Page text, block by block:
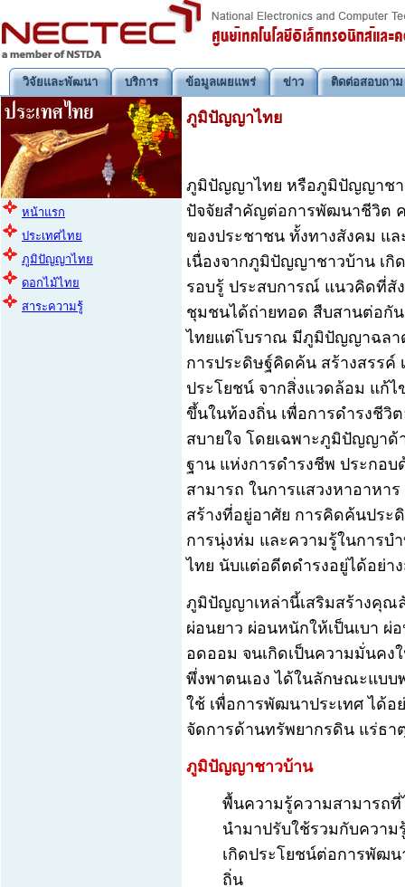
วิจัยและพัฒนา บริการ ข้อมูลเผยแพร่ ข่าว ติดต่อสอบถาม
หน้าแรก
ประเทศไทย
ภูมิปัญญาไทย
ดอกไม้ไทย
สาระความรู้
ภูมิปัญญาไทย
ภูมิปัญญาไทย หรือภูมิปัญญาชา
ปัจจัยสำคัญต่อการพัฒนาชีวิต
ของประชาชน ทั้งทางสังคม แล
เนื่องจากภูมิปัญญาชาวบ้าน เกิ
รอบรู้ ประสบการณ์ แนวคิดที่สั
ชุมชนได้ถ่ายทอด สืบสานต่อกั
ไทยแต่โบราณ มีภูมิปัญญาฉลา
การประดิษฐ์คิดค้น สร้างสรรค์
ประโยชน์ จากสิ่งแวดล้อม แก้
ขึ้นในท้องถิ่น เพื่อการดำรงชีวิ
สบายใจ โดยเฉพาะภูมิปัญญาด้
ฐาน แห่งการดำรงชีพ ประกอบ
สามารถ ในการแสวงหาอาหา
สร้างที่อยู่อาศัย การคิดค้นประ
การนุ่งห่ม และความรู้ในการบ
ไทย นับแต่อดีตดำรงอยู่ได้อย่า
ภูมิปัญญาเหล่านี้เสริมสร้างคุณ
ผ่อนยาว ผ่อนหนักให้เป็นเบา ผ่
อดออม จนเกิดเป็นความมั่นคง
พึ่งพาตนเอง ได้ในลักษณะแบ
ใช้ เพื่อการพัฒนาประเทศ ได้
จัดการด้านทรัพยากรดิน แร่ธา
ภูมิปัญญาชาวบ้าน
พื้นความรู้ความสามารถ
นำมาปรับใช้รวมกับความ
เกิดประโยชน์ต่อการพัฒ
ถิ่น